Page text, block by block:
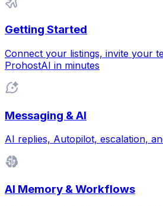
Getting Started
Connect your listings, invite your
ProhostAI in minutes
Messaging & AI
AI replies, Autopilot, escalation,
AI Memory & Workflows